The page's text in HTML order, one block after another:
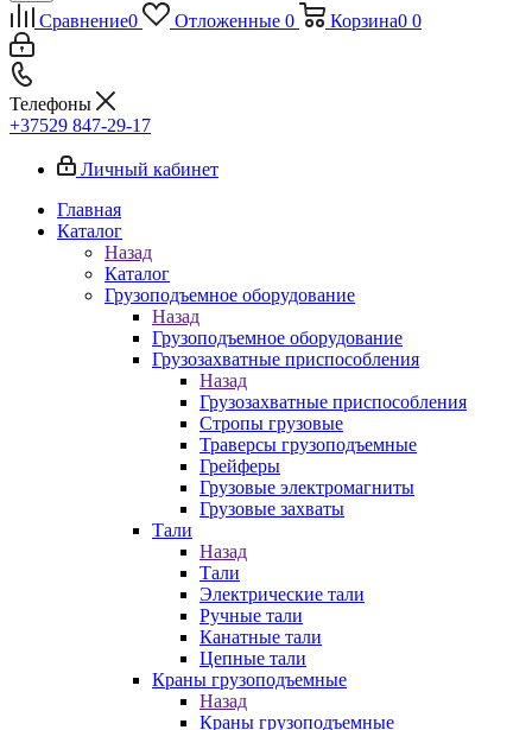
Сравнение0 Отложенные 0 Корзина0 0
Телефоны
+37529 847-29-17‬
Личный кабинет
Главная
Каталог
Назад
Каталог
Грузоподъемное оборудование
Назад
Грузоподъемное оборудование
Грузозахватные приспособления
Назад
Грузозахватные приспособления
Стропы грузовые
Траверсы грузоподъемные
Грейферы
Грузовые электромагниты
Грузовые захваты
Тали
Назад
Тали
Электрические тали
Ручные тали
Канатные тали
Цепные тали
Краны грузоподъемные
Назад
Краны грузоподъемные